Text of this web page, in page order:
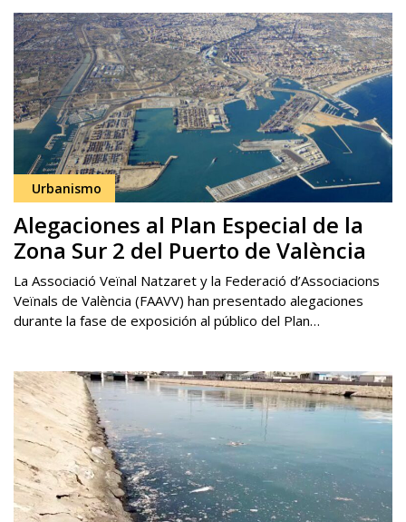
Urbanismo
Alegaciones al Plan Especial de la
Zona Sur 2 del Puerto de València
La Associació Veïnal Natzaret y la Federació d’Associacions
Veïnals de València (FAAVV) han presentado alegaciones
durante la fase de exposición al público del Plan…